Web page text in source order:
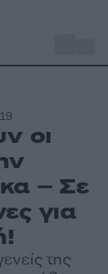
οι
– Σε
για
της